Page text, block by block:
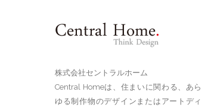
株式会社セントラルホーム
Central Homeは、住まいに関わる、あら
ゆる制作物のデザインまたはアートディ